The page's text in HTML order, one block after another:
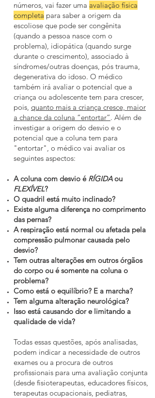
números, vai fazer uma avaliação física
completa para saber a origem da
escoliose que pode ser congênita
(quando a pessoa nasce com o
problema), idiopática (quando surge
durante o crescimento), associado à
síndromes/outras doenças, pós trauma,
degenerativa do idoso. O médico
também irá avaliar o potencial que a
criança ou adolescente tem para crescer,
pois, quanto mais a criança cresce, maior
a chance da coluna “entortar”. Além de
investigar a origem do desvio e o
potencial que a coluna tem para
"entortar", o médico vai avaliar os
seguintes aspectos:
A coluna com desvio é RÍGIDAou
FLEXÍVEL?
O quadril está muito inclinado?
Existe alguma diferença no comprimento
das pernas?
A respiração está normal ou afetada pela
compressão pulmonar causada pelo
desvio?
Tem outras alterações em outros órgãos
do corpo ou é somente na coluna o
problema?
Como está o equilíbrio? E a marcha?
Tem alguma alteração neurológica?
Isso está causando dor e limitando a
qualidade de vida?
Todas essas questões, após analisadas,
podem indicar a necessidade de outros
exames ou a procura de outros
profissionais para uma avaliação conjunta
(desde fisioterapeutas, educadores físicos,
terapeutas ocupacionais, pediatras,